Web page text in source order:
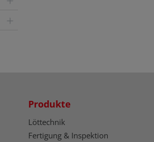
Produkte
Löttechnik
Fertigung & Inspektion